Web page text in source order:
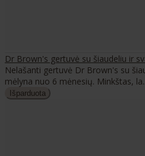
Dr Brown's gertuvė su šiaudeliu ir
Nelašanti gertuvė Dr Brown's su
mėlyna nuo 6 mėnesių. Minkštas, la..